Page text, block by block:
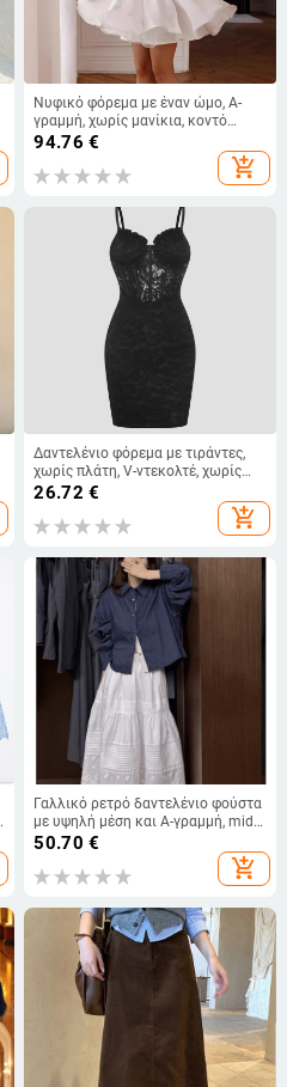
Νυφικό φόρεμα με έναν ώμο, Α-
γραμμή, χωρίς μανίκια, κοντό
μήκος, πολυεστέρας 50-70%
94.76 €
add_shopping_cart
Δαντελένιο φόρεμα με τιράντες,
χωρίς πλάτη, V-ντεκολτέ, χωρίς
μανίκια, κοντό μήκος
26.72 €
add_shopping_cart
Γαλλικό ρετρό δαντελένιο φούστα
με υψηλή μέση και Α-γραμμή, midi
μήκος, για γυναίκες, άνοιξη, casual
50.70 €
add_shopping_cart